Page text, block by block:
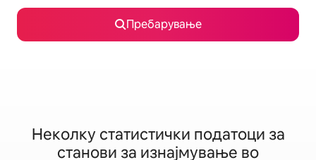
Пребарување
Неколку статистички податоци за
станови за изнајмување во